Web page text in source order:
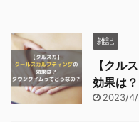
雑記
【クル
効果は
2023/